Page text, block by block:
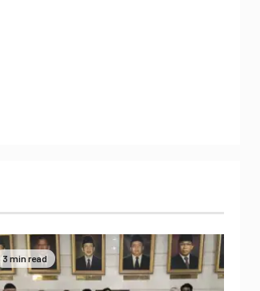
3 min read